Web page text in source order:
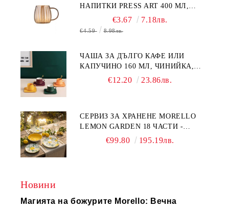
НАПИТКИ PRESS ART 400 МЛ,
БОРОСИЛИКАТНО СТЪКЛО
€3.67 7.18лв.
€4.59 8.98лв.
ЧАША ЗА ДЪЛГО КАФЕ ИЛИ
КАПУЧИНО 160 МЛ, ЧИНИЙКА,
ЛЪЖИЧКА GREEN, ORANGE LOVE
€12.20 23.86лв.
СЕРВИЗ ЗА ХРАНЕНЕ MORELLO
LEMON GARDEN 18 ЧАСТИ -
ПОРЦЕЛАН€99.80 195.19лв.
Новини
Магията на божурите Morello: Вечна